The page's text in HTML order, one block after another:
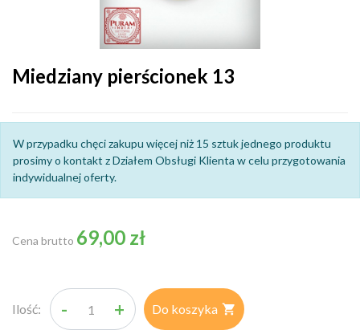
Miedziany pierścionek 13
W przypadku chęci zakupu więcej niż 15 sztuk jednego produktu
prosimy o kontakt z Działem Obsługi Klienta w celu przygotowania
indywidualnej oferty.
Cena brutto 69,00 zł
Ilość: - + Do koszyka 